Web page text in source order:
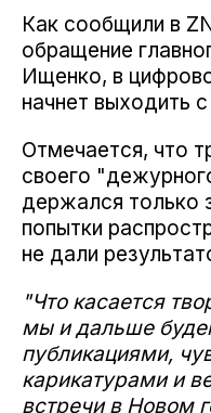
Как сообщили в
обращение
Ищенко, в
начнет выходить
Отмечается, что
своего
держался только
попытки
не дали
"Что касается
мы и дальше
публикациями,
карикатурами и
встречи в Новом